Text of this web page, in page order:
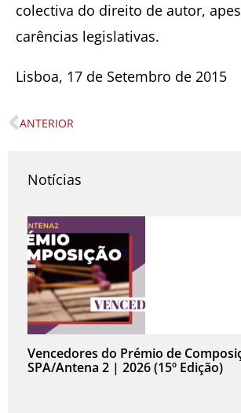
colectiva do direito de autor,
carências legislativas.
Lisboa, 17 de Setembro de 2015
Prev
ANTERIOR
Notícias
Vencedores do Prémio de
SPA/Antena 2 | 2026 (15º Edição)